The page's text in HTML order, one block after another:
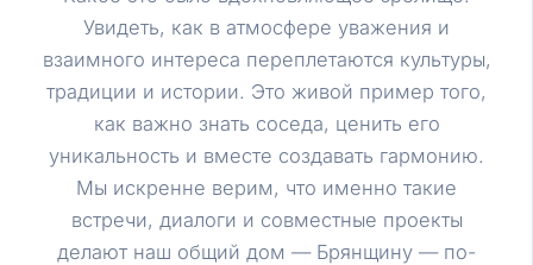
Увидеть, как в атмосфере уважения и
взаимного интереса переплетаются культуры,
традиции и истории. Это живой пример того,
как важно знать соседа, ценить его
уникальность и вместе создавать гармонию.
Мы искренне верим, что именно такие
встречи, диалоги и совместные проекты
делают наш общий дом — Брянщину — по-